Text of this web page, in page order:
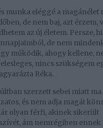
munka eléggé a magánélet
de nem baj, azt érzem,
az új életem. Persze,
de nem
működik, ahogy kellene,
nincs szükségem
Réka.
szerzett sebei miatt
és nem adja magát
olyan férfi, akinek sikerült
ám nemrégiben ennek